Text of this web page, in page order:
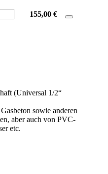
155,00 €
(Universal 1/2“
sowie anderen
aber auch von PVC-
etc.